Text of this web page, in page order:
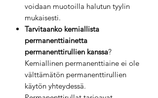
voidaan muotoilla halutun tyylin
mukaisesti.
Tarvitaanko kemiallista
permanenttiainetta
permanenttirullien kanssa?
Kemiallinen permanenttiaine ei ole
välttämätön permanenttirullien
käytön yhteydessä.